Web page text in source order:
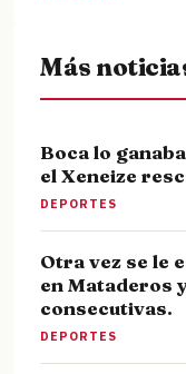
Más
Boca lo
el Xeneize
DEPORTES
Otra vez se le
en Mataderos
consecutivas.
DEPORTES